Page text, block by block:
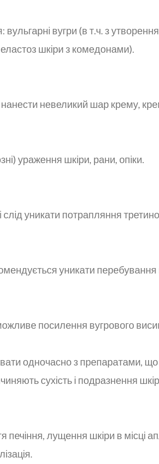
вугри (в т.ч. з
шкіри з комедонами).
невеликий шар крему,
ураження шкіри, рани, опіки.
уникати потрапляння
уникати перебування
посилення вугрового
одночасно з препаратами,
сухість і подразнення
печіння, лущення шкіри в місці